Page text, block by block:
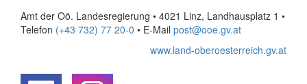
Amt der Oö. Landesregierung • 4021 Linz, Landhausplatz 1 •
Telefon (+43 732) 77 20-0 • E-Mail post@ooe.gv.at
www.land-oberoesterreich.gv.at